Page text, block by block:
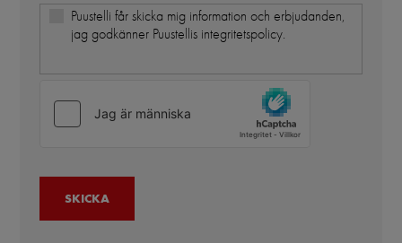
Puustelli får skicka mig information och erbjudanden,
jag godkänner Puustellis integritetspolicy.